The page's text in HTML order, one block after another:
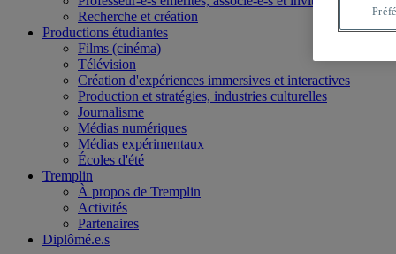
Recherche et création
Productions étudiantes
Films (cinéma)
Télévision
Création d'expériences immersives et interactives
Production et stratégies, industries culturelles
Journalisme
Médias numériques
Médias expérimentaux
Écoles d'été
Tremplin
À propos de Tremplin
Activités
Partenaires
Diplômé.e.s